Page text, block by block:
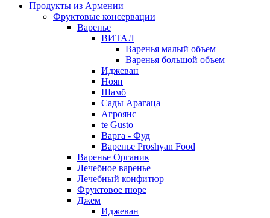
Продукты из Армении
Фруктовые консервации
Варенье
ВИТАЛ
Варенья малый объем
Варенья большой объем
Иджеван
Ноян
Шамб
Сады Арагаца
Агроянс
te Gusto
Варга - Фуд
Варенье Proshyan Food
Варенье Органик
Лечебное варенье
Лечебный конфитюр
Фруктовое пюре
Джем
Иджеван